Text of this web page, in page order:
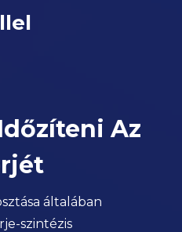
Az
általában
szintézis